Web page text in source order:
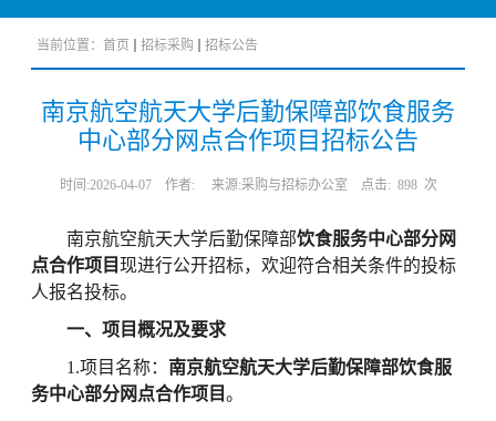
当前位置： 首页 招标采购 招标公告
南京航空航天大学后勤保障部饮食服务
中心部分网点合作项目招标公告
时间:2026-04-07 作者: 来源:采购与招标办公室 点击: 898 次
南京航空航天大学后勤保障部饮食服务中心部分网
点合作项目现进行公开招标，欢迎符合相关条件的投标
人报名投标。
一、项目概况及要求
1.项目名称： 南京航空航天大学后勤保障部饮食服
务中心部分网点合作项目。